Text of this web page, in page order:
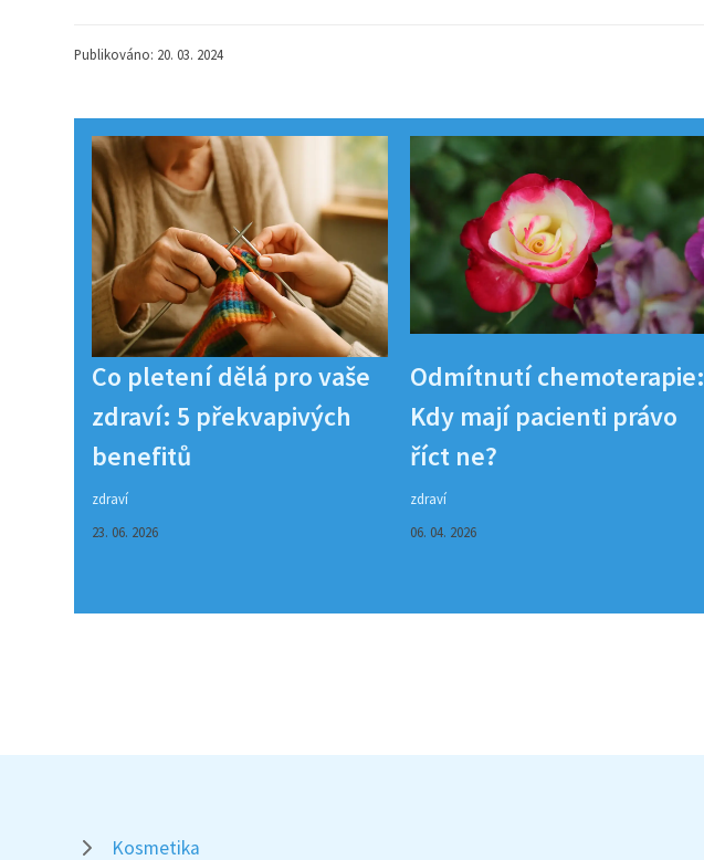
Publikováno: 20. 03. 2024
Co pletení dělá pro vaše
zdraví: 5 překvapivých
benefitů
zdraví
23. 06. 2026
Odmítnutí chemoterapie:
Kdy mají pacienti právo
říct ne?
zdraví
06. 04. 2026
Kosmetika